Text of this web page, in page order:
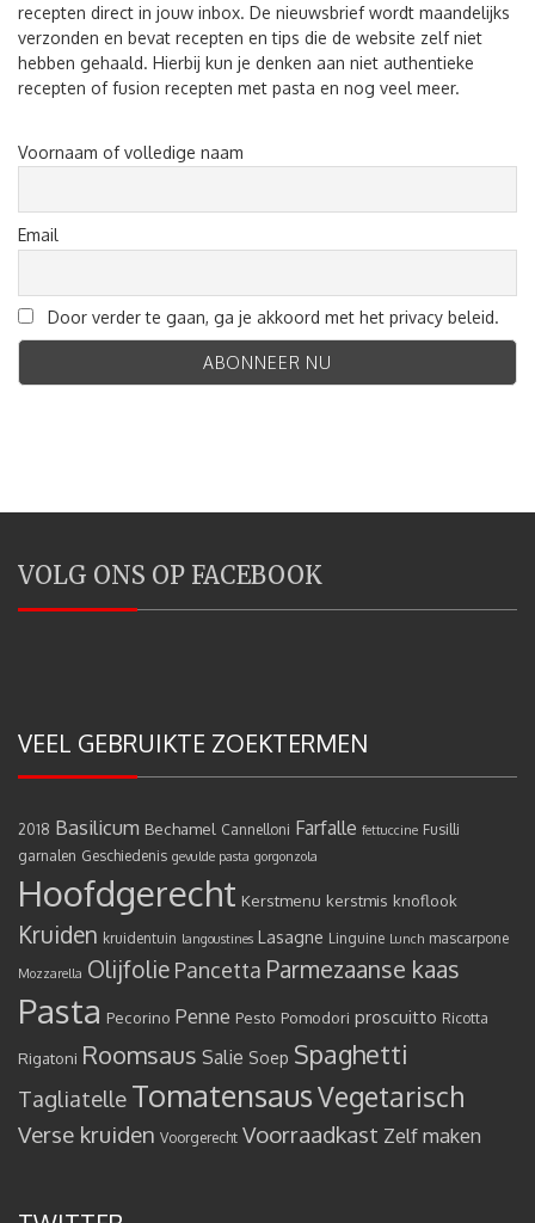
recepten direct in jouw inbox. De nieuwsbrief wordt maandelijks
verzonden en bevat recepten en tips die de website zelf niet
hebben gehaald. Hierbij kun je denken aan niet authentieke
recepten of fusion recepten met pasta en nog veel meer.
Voornaam of volledige naam
Email
Door verder te gaan, ga je akkoord met het privacy beleid.
VOLG ONS OP FACEBOOK
VEEL GEBRUIKTE ZOEKTERMEN
2018 Basilicum Bechamel Cannelloni Farfalle fettuccine Fusilli
garnalen Geschiedenis gevulde pasta gorgonzola
Hoofdgerecht Kerstmenu kerstmis knoflook
Kruiden kruidentuin langoustines Lasagne Linguine Lunch mascarpone
Mozzarella Olijfolie Pancetta Parmezaanse kaas
Pasta Pecorino Penne Pesto Pomodori proscuitto Ricotta
Rigatoni Roomsaus Salie Soep Spaghetti
Tagliatelle TomatensausVegetarisch
Verse kruiden Voorgerecht Voorraadkast Zelf maken